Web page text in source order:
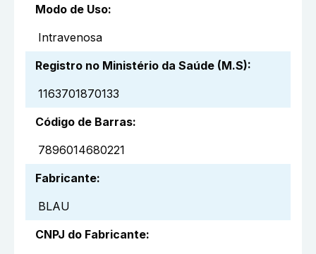
Modo de Uso:
Intravenosa
Registro no Ministério da Saúde (M.S):
1163701870133
Código de Barras:
7896014680221
Fabricante:
BLAU
CNPJ do Fabricante: